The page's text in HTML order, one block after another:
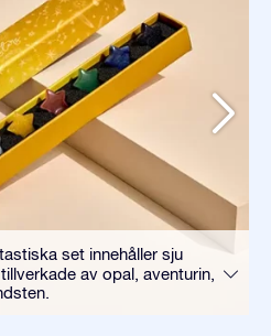
set innehåller sju
av opal, aventurin,